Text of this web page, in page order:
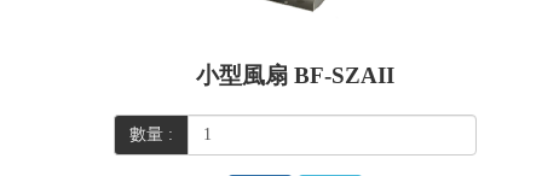
小型風扇 BF-SZAII
數量 :